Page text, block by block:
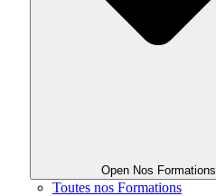
Open Nos Formations
Toutes nos Formations